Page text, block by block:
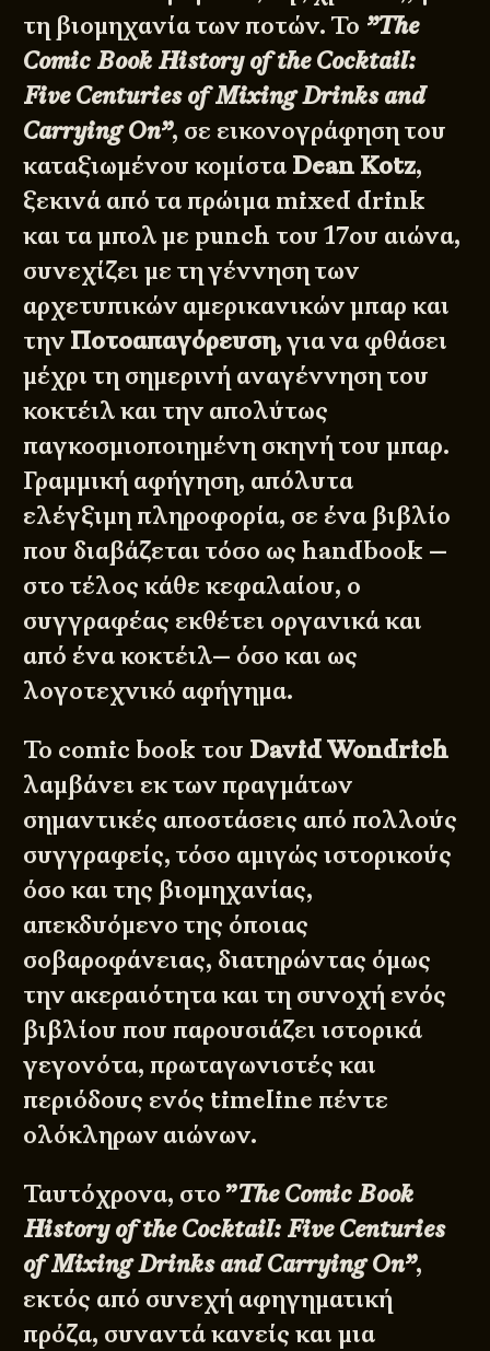
τη βιομηχανία των ποτών. Το ”The
Comic Book History of the Cocktail:
Five Centuries of Mixing Drinks and
Carrying On”, σε εικονογράφηση του
καταξιωμένου κομίστα Dean Kotz,
ξεκινά από τα πρώιμα mixed drink
και τα μπολ με punch του 17ου αιώνα,
συνεχίζει με τη γέννηση των
αρχετυπικών αμερικανικών μπαρ και
την Ποτοαπαγόρευση, για να φθάσει
μέχρι τη σημερινή αναγέννηση του
κοκτέιλ και την απολύτως
παγκοσμιοποιημένη σκηνή του μπαρ.
Γραμμική αφήγηση, απόλυτα
ελέγξιμη πληροφορία, σε ένα βιβλίο
που διαβάζεται τόσο ως handbook —
στο τέλος κάθε κεφαλαίου, ο
συγγραφέας εκθέτει οργανικά και
από ένα κοκτέιλ— όσο και ως
λογοτεχνικό αφήγημα.
Το comic book του David Wondrich
λαμβάνει εκ των πραγμάτων
σημαντικές αποστάσεις από πολλούς
συγγραφείς, τόσο αμιγώς ιστορικούς
όσο και της βιομηχανίας,
απεκδυόμενο της όποιας
σοβαροφάνειας, διατηρώντας όμως
την ακεραιότητα και τη συνοχή ενός
βιβλίου που παρουσιάζει ιστορικά
γεγονότα, πρωταγωνιστές και
περιόδους ενός timeline πέντε
ολόκληρων αιώνων.
Ταυτόχρονα, στο ”The Comic Book
History of the Cocktail: Five Centuries
of Mixing Drinks and Carrying On”,
εκτός από συνεχή αφηγηματική
πρόζα, συναντά κανείς και μια